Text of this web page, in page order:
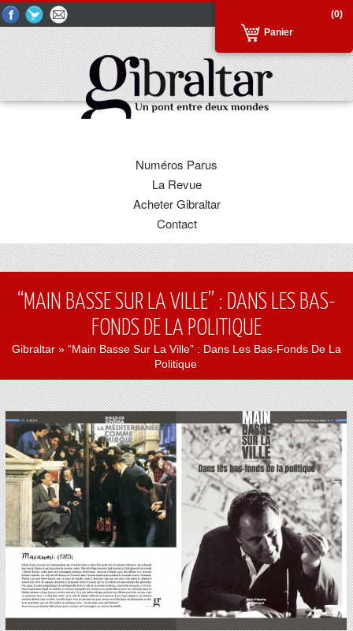
(0)
Panier
Numéros Parus
La Revue
Acheter Gibraltar
Contact
“MAIN BASSE SUR LA VILLE” : DANS LES BAS-
FONDS DE LA POLITIQUE
Gibraltar » “Main Basse Sur La Ville” : Dans Les Bas-Fonds De La
Politique